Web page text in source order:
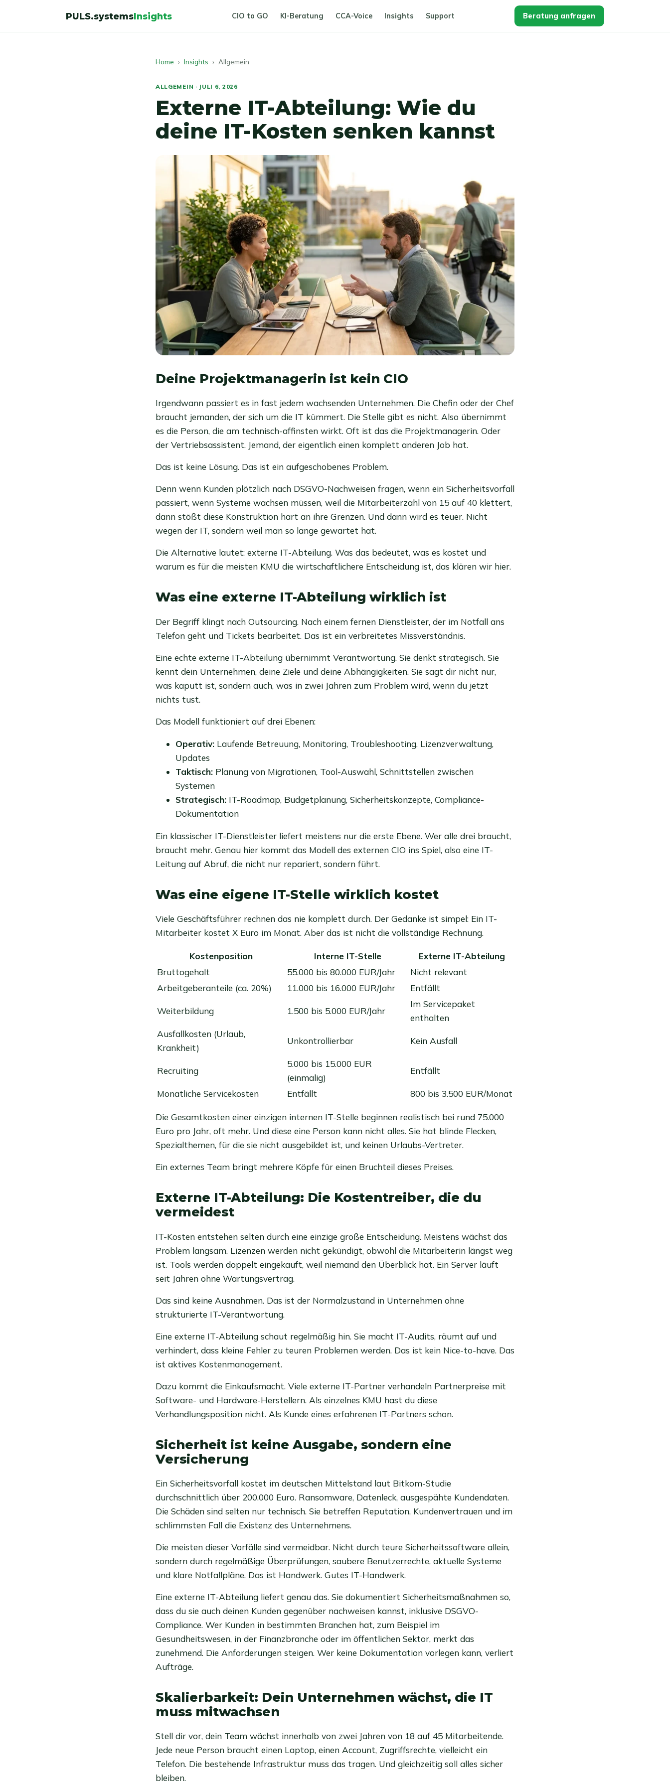
PULS.systemsInsights CIO to GO KI-Beratung CCA-Voice Insights Support Beratung anfragen
Home › Insights › Allgemein
ALLGEMEIN · JULI 6, 2026
Externe IT-Abteilung: Wie du
deine IT-Kosten senken kannst
Deine Projektmanagerin ist kein CIO
Irgendwann passiert es in fast jedem wachsenden Unternehmen. Die Chefin oder der Chef
braucht jemanden, der sich um die IT kümmert. Die Stelle gibt es nicht. Also übernimmt
es die Person, die am technisch-affinsten wirkt. Oft ist das die Projektmanagerin. Oder
der Vertriebsassistent. Jemand, der eigentlich einen komplett anderen Job hat.
Das ist keine Lösung. Das ist ein aufgeschobenes Problem.
Denn wenn Kunden plötzlich nach DSGVO-Nachweisen fragen, wenn ein Sicherheitsvorfall
passiert, wenn Systeme wachsen müssen, weil die Mitarbeiterzahl von 15 auf 40 klettert,
dann stößt diese Konstruktion hart an ihre Grenzen. Und dann wird es teuer. Nicht
wegen der IT, sondern weil man so lange gewartet hat.
Die Alternative lautet: externe IT-Abteilung. Was das bedeutet, was es kostet und
warum es für die meisten KMU die wirtschaftlichere Entscheidung ist, das klären wir hier.
Was eine externe IT-Abteilung wirklich ist
Der Begriff klingt nach Outsourcing. Nach einem fernen Dienstleister, der im Notfall ans
Telefon geht und Tickets bearbeitet. Das ist ein verbreitetes Missverständnis.
Eine echte externe IT-Abteilung übernimmt Verantwortung. Sie denkt strategisch. Sie
kennt dein Unternehmen, deine Ziele und deine Abhängigkeiten. Sie sagt dir nicht nur,
was kaputt ist, sondern auch, was in zwei Jahren zum Problem wird, wenn du jetzt
nichts tust.
Das Modell funktioniert auf drei Ebenen:
Operativ: Laufende Betreuung, Monitoring, Troubleshooting, Lizenzverwaltung,
Updates
Taktisch: Planung von Migrationen, Tool-Auswahl, Schnittstellen zwischen
Systemen
Strategisch: IT-Roadmap, Budgetplanung, Sicherheitskonzepte, Compliance-
Dokumentation
Ein klassischer IT-Dienstleister liefert meistens nur die erste Ebene. Wer alle drei braucht,
braucht mehr. Genau hier kommt das Modell des externen CIO ins Spiel, also eine IT-
Leitung auf Abruf, die nicht nur repariert, sondern führt.
Was eine eigene IT-Stelle wirklich kostet
Viele Geschäftsführer rechnen das nie komplett durch. Der Gedanke ist simpel: Ein IT-
Mitarbeiter kostet X Euro im Monat. Aber das ist nicht die vollständige Rechnung.
Kostenposition Interne IT-Stelle
Externe IT-Abteilung
Bruttogehalt
55.000 bis 80.000 EUR/Jahr
Nicht relevant
Arbeitgeberanteile (ca. 20%)
11.000 bis 16.000 EUR/Jahr Entfällt
Weiterbildung 1.500 bis 5.000 EUR/Jahr
Im Servicepaket
enthalten
Ausfallkosten (Urlaub,
Krankheit)
Unkontrollierbar Kein Ausfall
Recruiting
5.000 bis 15.000 EUR
(einmalig)
Entfällt
Monatliche Servicekosten Entfällt 800 bis 3.500 EUR/Monat
Die Gesamtkosten einer einzigen internen IT-Stelle beginnen realistisch bei rund 75.000
Euro pro Jahr, oft mehr. Und diese eine Person kann nicht alles. Sie hat blinde Flecken,
Spezialthemen, für die sie nicht ausgebildet ist, und keinen Urlaubs-Vertreter.
Ein externes Team bringt mehrere Köpfe für einen Bruchteil dieses Preises.
Externe IT-Abteilung: Die Kostentreiber, die du
vermeidest
IT-Kosten entstehen selten durch eine einzige große Entscheidung. Meistens wächst das
Problem langsam. Lizenzen werden nicht gekündigt, obwohl die Mitarbeiterin längst weg
ist. Tools werden doppelt eingekauft, weil niemand den Überblick hat. Ein Server läuft
seit Jahren ohne Wartungsvertrag.
Das sind keine Ausnahmen. Das ist der Normalzustand in Unternehmen ohne
strukturierte IT-Verantwortung.
Eine externe IT-Abteilung schaut regelmäßig hin. Sie macht IT-Audits, räumt auf und
verhindert, dass kleine Fehler zu teuren Problemen werden. Das ist kein Nice-to-have. Das
ist aktives Kostenmanagement.
Dazu kommt die Einkaufsmacht. Viele externe IT-Partner verhandeln Partnerpreise mit
Software- und Hardware-Herstellern. Als einzelnes KMU hast du diese
Verhandlungsposition nicht. Als Kunde eines erfahrenen IT-Partners schon.
Sicherheit ist keine Ausgabe, sondern eine
Versicherung
Ein Sicherheitsvorfall kostet im deutschen Mittelstand laut Bitkom-Studie
durchschnittlich über 200.000 Euro. Ransomware, Datenleck, ausgespähte Kundendaten.
Die Schäden sind selten nur technisch. Sie betreffen Reputation, Kundenvertrauen und im
schlimmsten Fall die Existenz des Unternehmens.
Die meisten dieser Vorfälle sind vermeidbar. Nicht durch teure Sicherheitssoftware allein,
sondern durch regelmäßige Überprüfungen, saubere Benutzerrechte, aktuelle Systeme
und klare Notfallpläne. Das ist Handwerk. Gutes IT-Handwerk.
Eine externe IT-Abteilung liefert genau das. Sie dokumentiert Sicherheitsmaßnahmen so,
dass du sie auch deinen Kunden gegenüber nachweisen kannst, inklusive DSGVO-
Compliance. Wer Kunden in bestimmten Branchen hat, zum Beispiel im
Gesundheitswesen, in der Finanzbranche oder im öffentlichen Sektor, merkt das
zunehmend. Die Anforderungen steigen. Wer keine Dokumentation vorlegen kann, verliert
Aufträge.
Skalierbarkeit: Dein Unternehmen wächst, die IT
muss mitwachsen
Stell dir vor, dein Team wächst innerhalb von zwei Jahren von 18 auf 45 Mitarbeitende.
Jede neue Person braucht einen Laptop, einen Account, Zugriffsrechte, vielleicht ein
Telefon. Die bestehende Infrastruktur muss das tragen. Und gleichzeitig soll alles sicher
bleiben.